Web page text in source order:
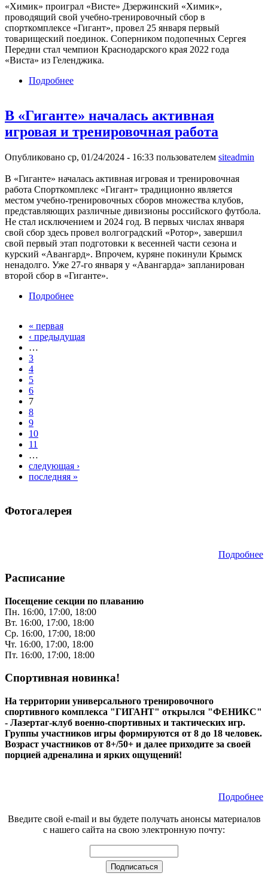
«Химик» проиграл «Висте» Дзержинский «Химик»,
проводящий свой учебно-тренировочный сбор в
спорткомплексе «Гигант», провел 25 января первый
товарищеский поединок. Соперником подопечных Сергея
Передни стал чемпион Краснодарского края 2022 года
«Виста» из Геленджика.
Подробнее
«Гигант», провел 25 января первый
товарищеский поединок. Соперником
подопечных Сергея Передни стал чемпион
В «Гиганте» началась активная
игровая и тренировочная работа
Опубликовано ср, 01/24/2024 - 16:33 пользователем siteadmin
В «Гиганте» началась активная игровая и тренировочная
работа Спорткомплекс «Гигант» традиционно является
местом учебно-тренировочных сборов множества клубов,
представляющих различные дивизионы российского футбола.
Не стал исключением и 2024 год. В первых числах января
свой сбор здесь провел волгоградский «Ротор», завершил
свой первый этап подготовки к весенней части сезона и
курский «Авангард». Впрочем, куряне покинули Крымск
ненадолго. Уже 27-го января у «Авангарда» запланирован
второй сбор в «Гиганте».
Подробнее
Страницы
« первая
‹ предыдущая
…
3
4
5
6
7
8
9
10
11
…
следующая ›
последняя »
Фотогалерея
Подробнее
Расписание
Посещение секции по плаванию
Пн. 16:00, 17:00, 18:00
Вт. 16:00, 17:00, 18:00
Ср. 16:00, 17:00, 18:00
Чт. 16:00, 17:00, 18:00
Пт. 16:00, 17:00, 18:00
Спортивная новинка!
На территории универсального тренировочного
спортивного комплекса "ГИГАНТ" открылся "ФЕНИКС"
- Лазертаг-клуб военно-спортивных и тактических игр.
Группы участников игры формируются от 8 до 18 человек.
Возраст участников от 8+/50+ и далее приходите за своей
порцией адреналина и ярких ощущений!
Подробнее
Введите свой e-mail и вы будете получать анонсы материалов
с нашего сайта на свою электронную почту: